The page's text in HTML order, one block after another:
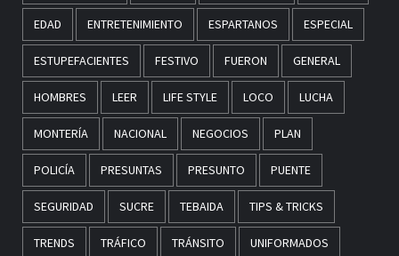
EDAD ENTRETENIMIENTO ESPARTANOS ESPECIAL
ESTUPEFACIENTES FESTIVO FUERON GENERAL
HOMBRES LEER LIFE STYLE LOCO LUCHA
MONTERÍA NACIONAL NEGOCIOS PLAN
POLICÍA PRESUNTAS PRESUNTO PUENTE
SEGURIDAD SUCRE TEBAIDA TIPS & TRICKS
TRENDS TRÁFICO TRÁNSITO UNIFORMADOS